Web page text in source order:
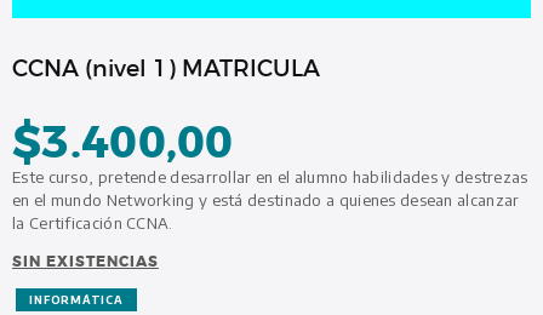
CCNA (nivel 1) MATRICULA
$3.400,00
Este curso, pretende desarrollar en el alumno habilidades y destrezas
en el mundo Networking y está destinado a quienes desean alcanzar
la Certificación CCNA.
SIN EXISTENCIAS
INFORMÁTICA